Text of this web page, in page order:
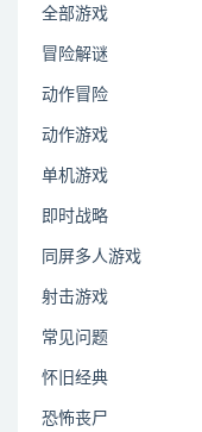
全部游戏
冒险解谜
动作冒险
动作游戏
单机游戏
即时战略
同屏多人游戏
射击游戏
常见问题
怀旧经典
恐怖丧尸